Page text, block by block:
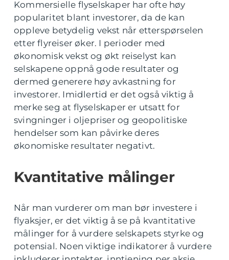
Kommersielle flyselskaper har ofte høy
popularitet blant investorer, da de kan
oppleve betydelig vekst når etterspørselen
etter flyreiser øker. I perioder med
økonomisk vekst og økt reiselyst kan
selskapene oppnå gode resultater og
dermed generere høy avkastning for
investorer. Imidlertid er det også viktig å
merke seg at flyselskaper er utsatt for
svingninger i oljepriser og geopolitiske
hendelser som kan påvirke deres
økonomiske resultater negativt.
Kvantitative målinger
Når man vurderer om man bør investere i
flyaksjer, er det viktig å se på kvantitative
målinger for å vurdere selskapets styrke og
potensial. Noen viktige indikatorer å vurdere